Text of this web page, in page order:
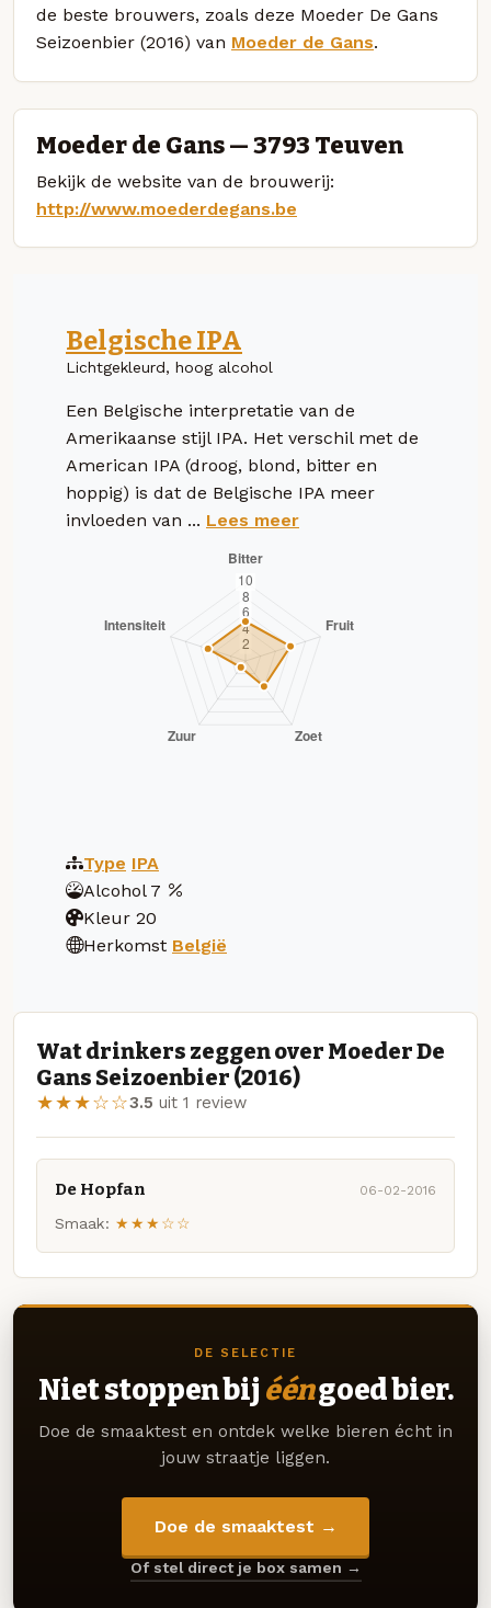
de beste brouwers, zoals deze Moeder De Gans
Seizoenbier (2016) van Moeder de Gans.
Moeder de Gans — 3793 Teuven
Bekijk de website van de brouwerij:
http://www.moederdegans.be
Belgische IPA
Lichtgekleurd, hoog alcohol
Een Belgische interpretatie van de
Amerikaanse stijl IPA. Het verschil met de
American IPA (droog, blond, bitter en
hoppig) is dat de Belgische IPA meer
invloeden van ... Lees meer
Type IPA
Alcohol 7
Kleur 20
Herkomst België
Wat drinkers zeggen over Moeder De
Gans Seizoenbier (2016)
★★★☆☆3.5 uit 1 review
De Hopfan 06-02-2016
Smaak: ★★★☆☆
DE SELECTIE
Niet stoppen bij ééngoed bier.
Doe de smaaktest en ontdek welke bieren écht in
jouw straatje liggen.
Doe de smaaktest →
Of stel direct je box samen →